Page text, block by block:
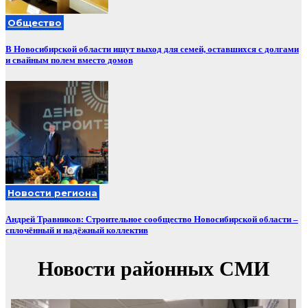
Общество
В Новосибирской области ищут выход для семей, оставшихся с долгами
и свайным полем вместо домов
Новости региона
Андрей Травников: Строительное сообщество Новосибирской области –
сплочённый и надёжный коллектив